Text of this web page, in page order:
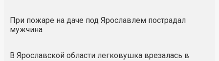
При пожаре на даче под Ярославлем пострадал
мужчина
В Ярославской области легковушка врезалась в